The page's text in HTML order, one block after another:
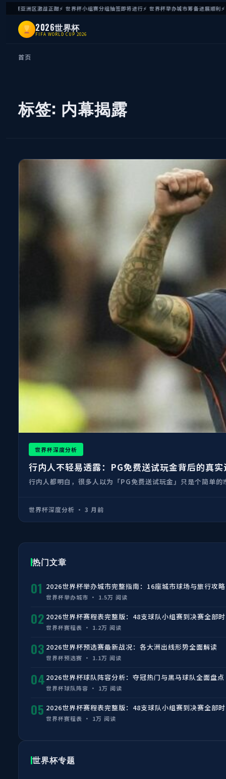
选赛亚洲区激战正酣 世界杯小组赛分组抽签即将进行 世界杯举办城市筹备进展顺利
2026世界杯
FIFA WORLD CUP 2026
首页
标签: 内幕揭露
世界杯深度分析
行内人不轻易透露：PG免费送试玩金背后的真实
行内人都明白，很多人以为「PG免费送试玩金」只是个简单
世界杯深度分析 · 3 月前
热门文章
01 2026世界杯举办城市完整指南：16座城市球场与旅行攻略
世界杯举办城市 · 1.5万 阅读
02 2026世界杯赛程表完整版：48支球队小组赛到决赛全部
世界杯赛程表 · 1.2万 阅读
03 2026世界杯预选赛最新战况：各大洲出线形势全面解读
世界杯预选赛 · 1.1万 阅读
04 2026世界杯球队阵容分析：夺冠热门与黑马球队全面盘点
世界杯球队阵容 · 1万 阅读
05 2026世界杯赛程表完整版：48支球队小组赛到决赛全部
世界杯赛程表 · 1万 阅读
世界杯专题